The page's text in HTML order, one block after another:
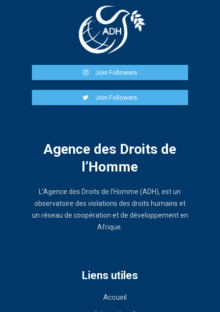
Join Followers
Join Followers
Agence des Droits de
l’Homme
L’Agence des Droits de l’Homme (ADH), est un
observatoire des violations des droits humains et
un réseau de coopération et de développement en
Afrique.
Liens utiles
Accueil